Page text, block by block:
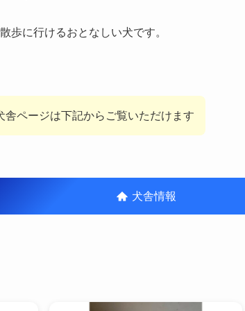
歩に行けるおとなしい犬です。
舎ページは下記からご覧いただけます
犬舎情報